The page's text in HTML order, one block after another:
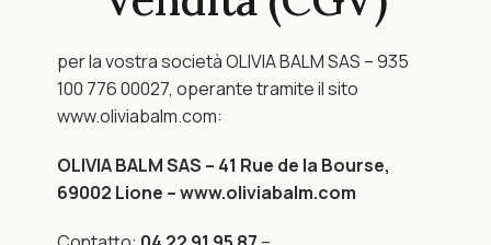
per la vostra società OLIVIA BALM SAS – 935
100 776 00027, operante tramite il sito
www.oliviabalm.com:
OLIVIA BALM SAS – 41 Rue de la Bourse,
69002 Lione – www.oliviabalm.com